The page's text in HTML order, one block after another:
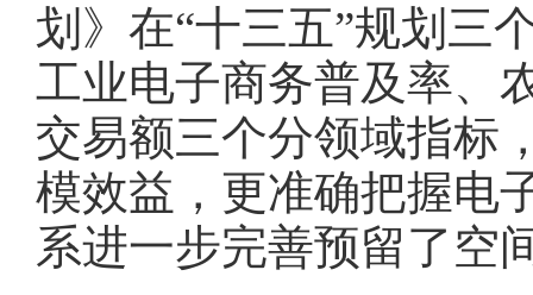
划》在“十三五”规划三
工业电子商务普及率、
交易额三个分领域指标
模效益，更准确把握电
系进一步完善预留了空